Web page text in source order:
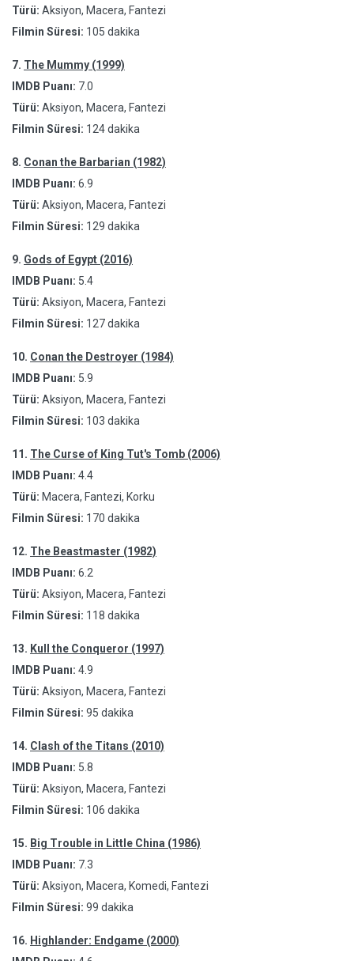
Türü: Aksiyon, Macera, Fantezi
Filmin Süresi: 105 dakika
7. The Mummy (1999)
IMDB Puanı: 7.0
Türü: Aksiyon, Macera, Fantezi
Filmin Süresi: 124 dakika
8. Conan the Barbarian (1982)
IMDB Puanı: 6.9
Türü: Aksiyon, Macera, Fantezi
Filmin Süresi: 129 dakika
9. Gods of Egypt (2016)
IMDB Puanı: 5.4
Türü: Aksiyon, Macera, Fantezi
Filmin Süresi: 127 dakika
10. Conan the Destroyer (1984)
IMDB Puanı: 5.9
Türü: Aksiyon, Macera, Fantezi
Filmin Süresi: 103 dakika
11. The Curse of King Tut's Tomb (2006)
IMDB Puanı: 4.4
Türü: Macera, Fantezi, Korku
Filmin Süresi: 170 dakika
12. The Beastmaster (1982)
IMDB Puanı: 6.2
Türü: Aksiyon, Macera, Fantezi
Filmin Süresi: 118 dakika
13. Kull the Conqueror (1997)
IMDB Puanı: 4.9
Türü: Aksiyon, Macera, Fantezi
Filmin Süresi: 95 dakika
14. Clash of the Titans (2010)
IMDB Puanı: 5.8
Türü: Aksiyon, Macera, Fantezi
Filmin Süresi: 106 dakika
15. Big Trouble in Little China (1986)
IMDB Puanı: 7.3
Türü: Aksiyon, Macera, Komedi, Fantezi
Filmin Süresi: 99 dakika
16. Highlander: Endgame (2000)